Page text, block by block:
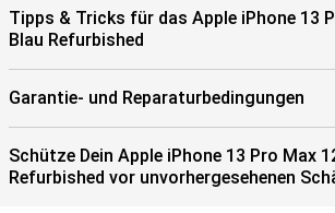
Tipps & Tricks für das Apple iPhone 13
Blau Refurbished
Garantie- und Reparaturbedingungen
Schütze Dein Apple iPhone 13 Pro Max
Refurbished vor unvorhergesehenen